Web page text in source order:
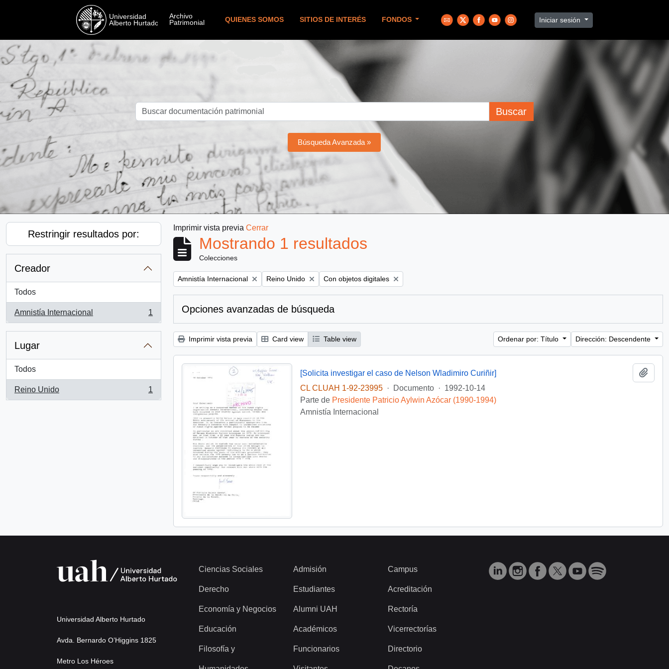
QUIENES SOMOS SITIOS DE INTERÉS FONDOS Iniciar sesión
Buscar
Búsqueda Avanzada »
Restringir resultados por:
Creador
Todos
Amnistía Internacional
, 1 resultados
1
Lugar
Todos
Reino Unido
, 1 resultados
1
Imprimir vista previa Cerrar
Mostrando 1 resultados
Colecciones
Remove filter:
Amnistía Internacional Remove filter:
Reino Unido Remove filter:
Con objetos digitales
Opciones avanzadas de búsqueda
Imprimir vista previa Card view Table view Ordenar por: Título Dirección: Descendente
[Solicita investigar el caso de Nelson Wladimiro Curiñir]
CL CLUAH 1-92-23995
· Documento · 1992-10-14
Parte de Presidente Patricio Aylwin Azócar (1990-1994)
Amnistía Internacional
Universidad Alberto Hurtado
Avda. Bernardo O’Higgins 1825
Metro Los Héroes
Ciencias Sociales
Derecho
Economía y Negocios
Educación
Filosofía y
Admisión
Estudiantes
Alumni UAH
Académicos
Funcionarios
Campus
Acreditación
Rectoría
Vicerrectorías
Directorio